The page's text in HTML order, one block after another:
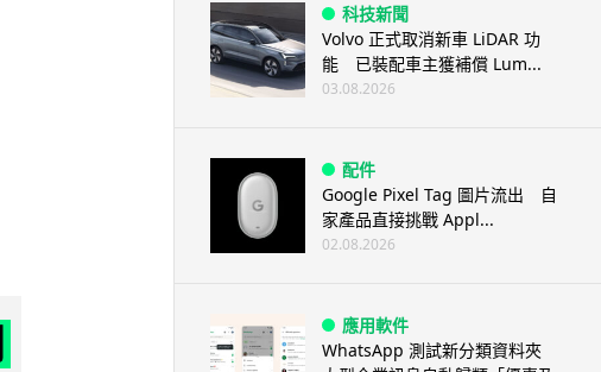
科技新聞
Volvo 正式取消新車 LiDAR 功
能 已裝配車主獲補償 Lum...
03.08.2026
配件
Google Pixel Tag 圖片流出 自
家產品直接挑戰 Appl...
02.08.2026
應用軟件
WhatsApp 測試新分類資料夾